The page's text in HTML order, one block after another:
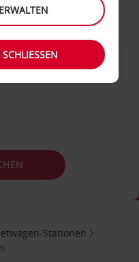
Stationen